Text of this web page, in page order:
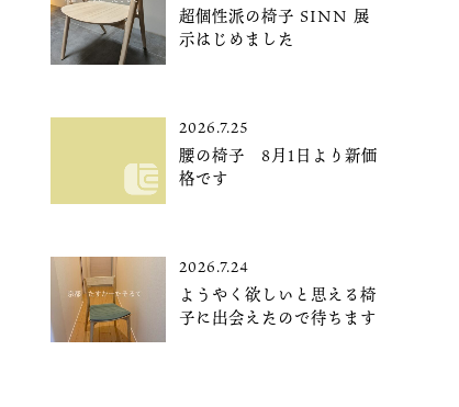
超個性派の椅子 SINN 展
示はじめました
2026.7.25
腰の椅子 8月1日より新価
格です
2026.7.24
ようやく欲しいと思える椅
子に出会えたので待ちます